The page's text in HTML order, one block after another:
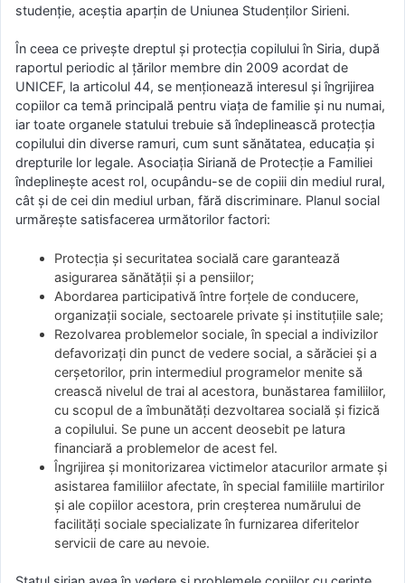
studenție, aceștia aparțin de Uniunea Studenților Sirieni.
În ceea ce privește dreptul și protecția copilului în Siria, după
raportul periodic al țărilor membre din 2009 acordat de
UNICEF, la articolul 44, se menționează interesul și îngrijirea
copiilor ca temă principală pentru viața de familie și nu numai,
iar toate organele statului trebuie să îndeplinească protecția
copilului din diverse ramuri, cum sunt sănătatea, educația și
drepturile lor legale. Asociația Siriană de Protecție a Familiei
îndeplinește acest rol, ocupându-se de copiii din mediul rural,
cât și de cei din mediul urban, fără discriminare. Planul social
urmărește satisfacerea următorilor factori:
Protecția și securitatea socială care garantează
asigurarea sănătății și a pensiilor;
Abordarea participativă între forțele de conducere,
organizații sociale, sectoarele private și instituțiile sale;
Rezolvarea problemelor sociale, în special a indivizilor
defavorizați din punct de vedere social, a sărăciei și a
cerșetorilor, prin intermediul programelor menite să
crească nivelul de trai al acestora, bunăstarea familiilor,
cu scopul de a îmbunătăți dezvoltarea socială și fizică
a copilului. Se pune un accent deosebit pe latura
financiară a problemelor de acest fel.
Îngrijirea și monitorizarea victimelor atacurilor armate și
asistarea familiilor afectate, în special familiile martirilor
și ale copiilor acestora, prin creșterea numărului de
facilități sociale specializate în furnizarea diferitelor
servicii de care au nevoie.